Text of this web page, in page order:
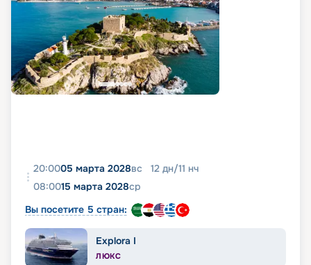
20:0005 марта 2028вс 12 дн/11 нч
08:0015 марта 2028ср
Вы посетите 5 стран:
Explora I
ЛЮКС